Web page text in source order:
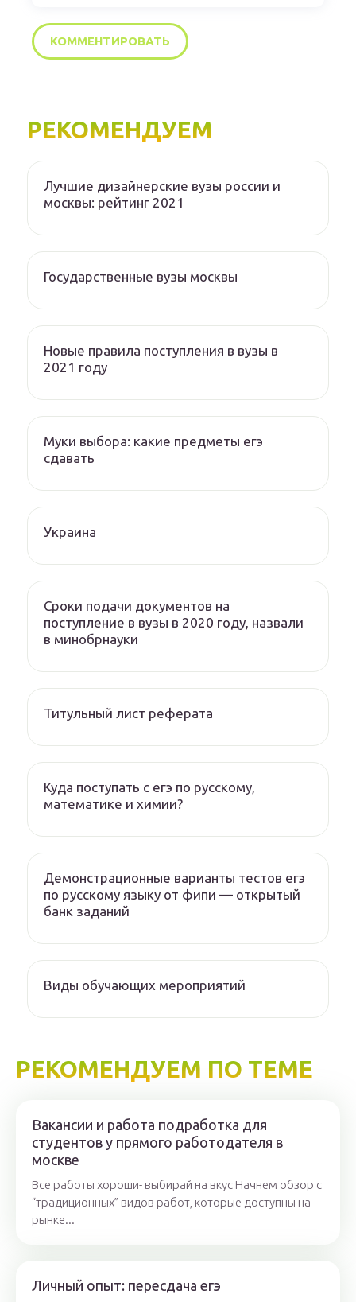
РЕКОМЕНДУЕМ
Лучшие дизайнерские вузы россии и
москвы: рейтинг 2021
Государственные вузы москвы
Новые правила поступления в вузы в
2021 году
Муки выбора: какие предметы егэ
сдавать
Украина
Сроки подачи документов на
поступление в вузы в 2020 году, назвали
в минобрнауки
Титульный лист реферата
Куда поступать с егэ по русскому,
математике и химии?
Демонстрационные варианты тестов егэ
по русскому языку от фипи — открытый
банк заданий
Виды обучающих мероприятий
РЕКОМЕНДУЕМ ПО ТЕМЕ
Вакансии и работа подработка для
студентов у прямого работодателя в
москве
Все работы хороши- выбирай на вкус Начнем обзор с
“традиционных” видов работ, которые доступны на
рынке...
Личный опыт: пересдача егэ